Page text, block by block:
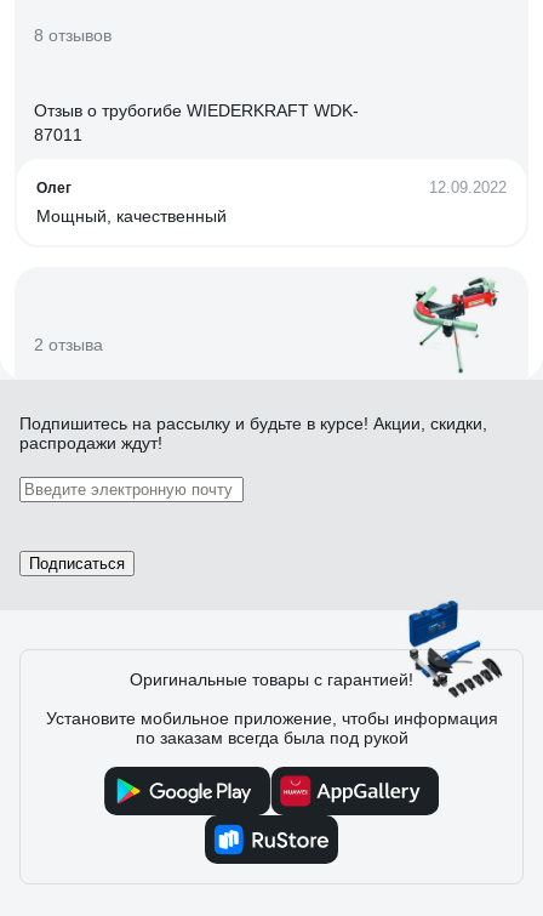
8 отзывов
Отзыв о трубогибе WIEDERKRAFT WDK-
87011
Олег 12.09.2022
Мощный, качественный
2 отзыва
Отзыв о трубогибе Rothenberger Robull ME
Отличное приобретение для объекта. Экономит время,
Отзыв о трубогибе ЗУБР 23523
Подпишитесь на рассылку и будьте в курсе! Акции, скидки,
распродажи ждут!
Подписаться
Оригинальные товары с гарантией!
Установите мобильное приложение, чтобы информация
по заказам всегда была под рукой